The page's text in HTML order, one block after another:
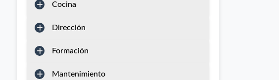
Cocina
Dirección
Formación
Mantenimiento